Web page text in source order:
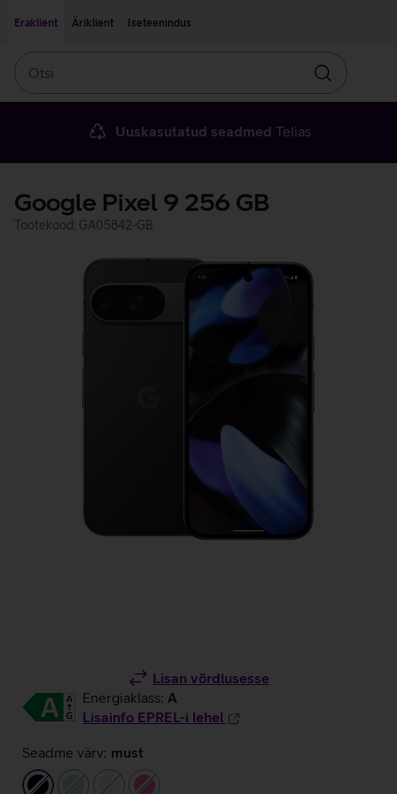
Eraklient
Äriklient Iseteenindus
Otsin
Uuskasutatud seadmed Telias
Google Pixel 9 256 GB
Tootekood: GA05842-GB
Lisan võrdlusesse
Energiaklass: A
Lisainfo EPREL-i lehel
Seadme värv: must
must
heleroheline
valgeroosa